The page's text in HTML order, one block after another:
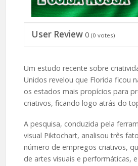
User Review 0 (0 votes)
Um estudo recente sobre
Unidos revelou que Florida ficou
os estados mais propícios para
criativos, ficando logo atrás do
A pesquisa, conduzida pela
visual Piktochart, analisou três
número de empregos criativos,
de artes visuais e performáticas,